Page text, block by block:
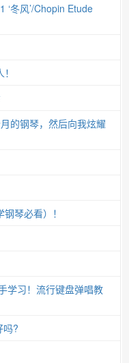
‘冬风’/Chopin Etude
的钢琴，然后向我炫耀
琴必看）！
学习！流行键盘弹唱教
吗?